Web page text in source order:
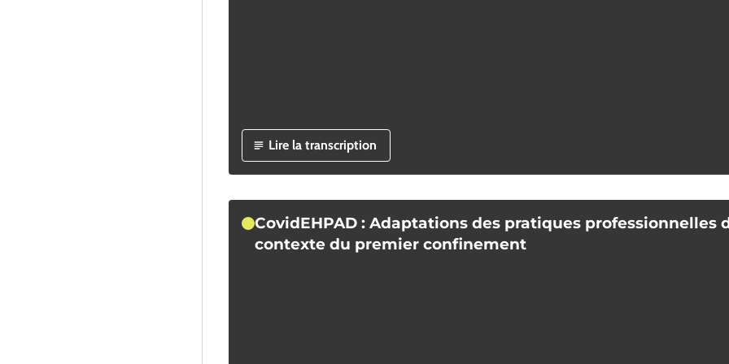
Lire la transcription
CovidEHPAD : Adaptations des pratiques professionnelles
contexte du premier confinement